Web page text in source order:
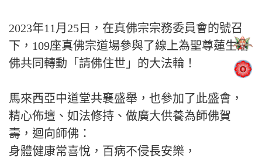
2023年11月25日，在真佛宗宗務委員會的號召
下，109座真佛宗道場參與了線上為聖尊蓮生活
佛共同轉動「請佛住世」的大法輪！
馬來西亞中道堂共襄盛舉，也參加了此盛會，
精心佈壇、如法修持、做廣大供養為師佛賀
壽，迴向師佛：
身體健康常喜悅，百病不侵長安樂，